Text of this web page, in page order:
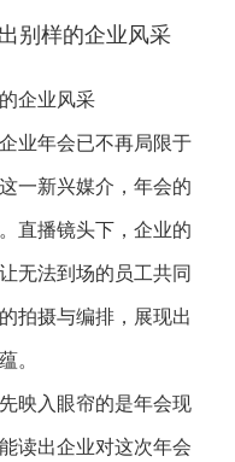
别样的企业风采
企业风采
业年会已不再局限于
一新兴媒介，年会的
直播镜头下，企业的
无法到场的员工共同
拍摄与编排，展现出
。
映入眼帘的是年会现
读出企业对这次年会